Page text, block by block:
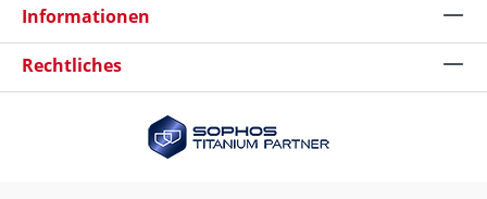
Informationen
Rechtliches